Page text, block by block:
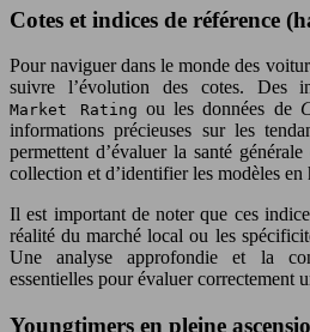
Cotes et indices de référence
Pour naviguer dans le monde des
suivre l’évolution des cotes. Des
Market Rating ou les données de
informations précieuses sur les
permettent d’évaluer la santé
collection et d’identifier les modèles en
Il est important de noter que ces
réalité du marché local ou les
Une analyse approfondie et la
essentielles pour évaluer correctement
Youngtimers en pleine